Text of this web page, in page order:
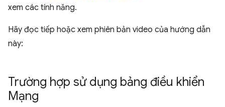
xem các tính năng.
Hãy đọc tiếp hoặc xem phiên bản video của hướng dẫn
này:
Trường hợp sử dụng bảng điều khiển
Mạng